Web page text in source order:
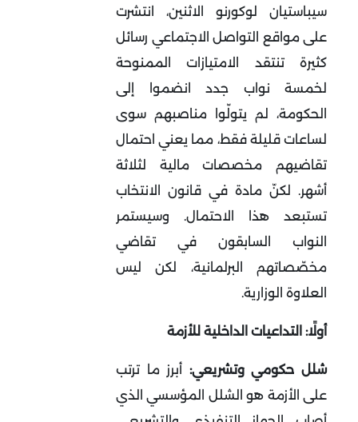
سيباستيان لوكورنو الاثنين، انتشرت
على مواقع التواصل الاجتماعي رسائل
كثيرة تنتقد الامتيازات الممنوحة
لخمسة نواب جدد انضموا إلى
الحكومة، لم يتولّوا مناصبهم سوى
لساعات قليلة فقط، مما يعني احتمال
تقاضيهم مخصصات مالية لثلاثة
أشهر.
لكنّ مادة في قانون الانتخاب
تستبعد هذا الاحتمال. وسيستمر
النواب السابقون في تقاضي
مخصّصاتهم البرلمانية، لكن ليس
العلاوة الوزارية.
أولًا: التداعيات الداخلية للأزمة
شلل حكومي وتشريعي: أبرز ما ترتب
على الأزمة هو الشلل المؤسسي الذي